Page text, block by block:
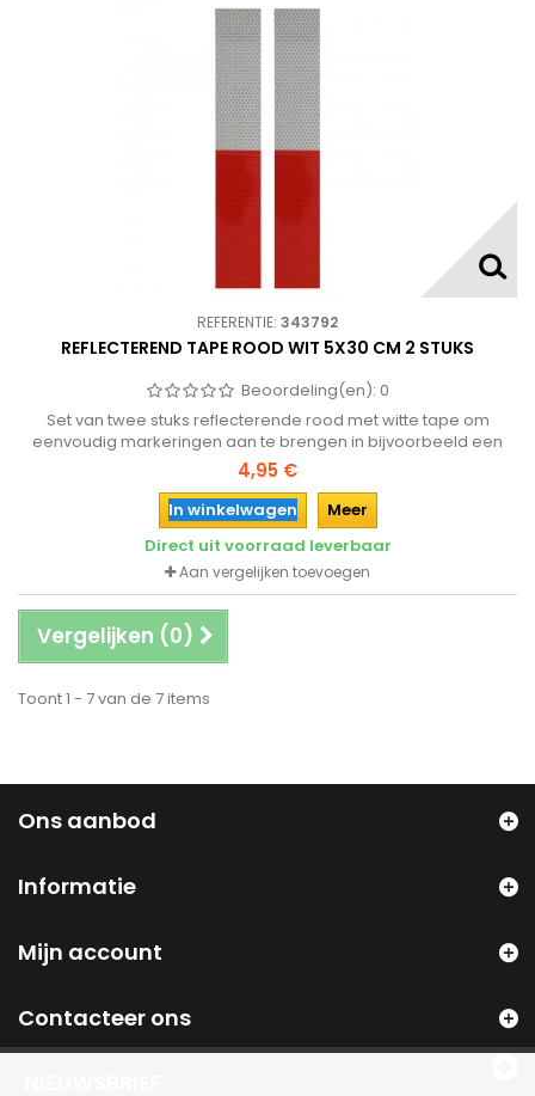
REFERENTIE: 343792
REFLECTEREND TAPE ROOD WIT 5X30 CM 2 STUKS
Beoordeling(en): 0
Set van twee stuks reflecterende rood met witte tape om
eenvoudig markeringen aan te brengen in bijvoorbeeld een
garage of parkeerplaats.
4,95 €
In winkelwagen
Meer
Direct uit voorraad leverbaar
Aan vergelijken toevoegen
Vergelijken (0)
Toont 1 - 7 van de 7 items
Ons aanbod
Informatie
Mijn account
Contacteer ons